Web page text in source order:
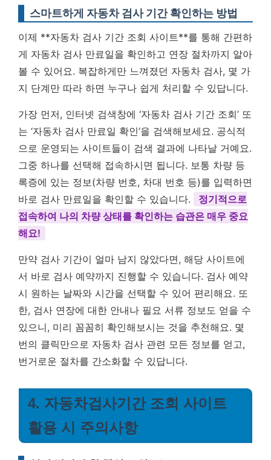
스마트하게 자동차 검사 기간 확인하는 방법
이제 **자동차 검사 기간 조회 사이트**를 통해 간편하
게 자동차 검사 만료일을 확인하고 연장 절차까지 알아
볼 수 있어요. 복잡하게만 느껴졌던 자동차 검사, 몇 가
지 단계만 따라 하면 누구나 쉽게 처리할 수 있답니다.
가장 먼저, 인터넷 검색창에 ‘자동차 검사 기간 조회’ 또
는 ‘자동차 검사 만료일 확인’을 검색해보세요. 공식적
으로 운영되는 사이트들이 검색 결과에 나타날 거예요.
그중 하나를 선택해 접속하시면 됩니다. 보통 차량 등
록증에 있는 정보(차량 번호, 차대 번호 등)를 입력하면
바로 검사 만료일을 확인할 수 있습니다.
정기적으로
접속하여 나의 차량 상태를 확인하는 습관은 매우 중요
해요!
만약 검사 기간이 얼마 남지 않았다면, 해당 사이트에
서 바로 검사 예약까지 진행할 수 있습니다. 검사 예약
시 원하는 날짜와 시간을 선택할 수 있어 편리해요. 또
한, 검사 연장에 대한 안내나 필요 서류 정보도 얻을 수
있으니, 미리 꼼꼼히 확인해보시는 것을 추천해요. 몇
번의 클릭만으로 자동차 검사 관련 모든 정보를 얻고,
번거로운 절차를 간소화할 수 있답니다.
4. 자동차검사기간 조회 사이트
활용 시 주의사항